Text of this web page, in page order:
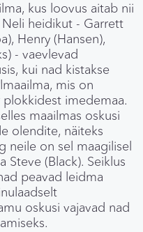
kus loovus aitab nii
heidikut - Garrett
Henry (Hansen),
- vaevlevad
kui nad kistakse
mis on
imedemaa.
maailmas oskusi
olendite, näiteks
neile on sel maagilisel
Steve (Black). Seiklus
peavad leidma
oskusi vajavad nad